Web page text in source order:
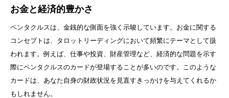
お金と経済的豊かさ
ペンタクルスは、金銭的な側面を強く示唆しています。お金に関する
コンセプトは、タロットリーディングにおいて頻繁にテーマとして扱
われます。例えば、仕事や投資、財産管理など、経済的な問題を示す
際にペンタクルスのカードが登場することが多いのです。このような
カードは、あなた自身の財政状況を見直すきっかけを与えてくれるか
もしれません。